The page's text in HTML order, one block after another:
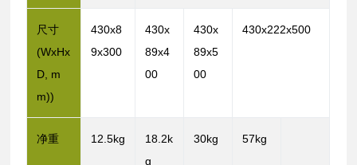
尺寸
(WxHx
D, m
m))
430x8
9x300
430x
89x4
00
430x
89x5
00
430x222x500
净重 12.5kg
18.2k
g
30kg 57kg